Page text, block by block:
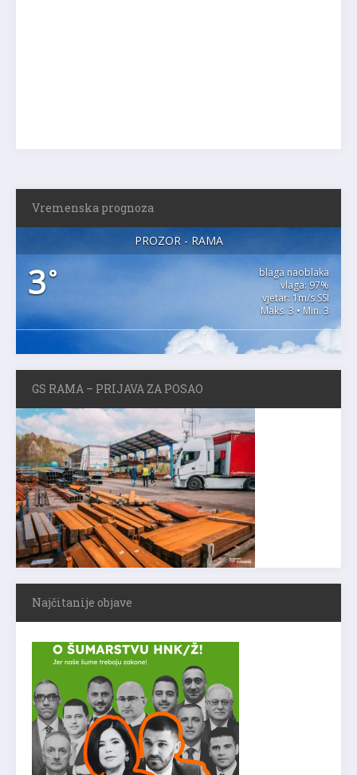
Vremenska prognoza
PROZOR - RAMA
3°
blaga naoblaka
vlaga: 97%
vjetar: 1m/s SSI
Maks. 3 • Min. 3
GS RAMA – PRIJAVA ZA POSAO
Najčitanije objave